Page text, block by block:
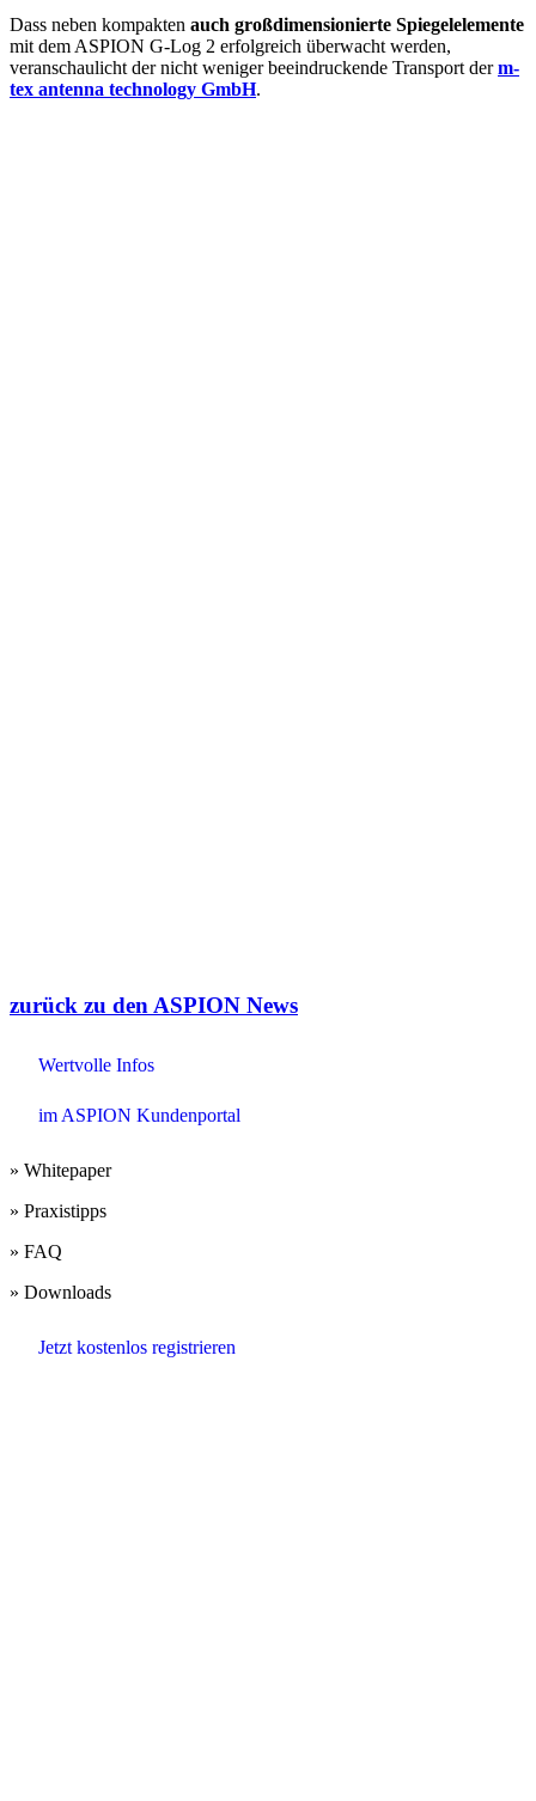
Dass neben kompakten auch großdimensionierte Spiegelelemente
mit dem ASPION G-Log 2 erfolgreich überwacht werden,
veranschaulicht der nicht weniger beeindruckende Transport derm-
tex antenna technology GmbH.
zurück zu den ASPION News
Wertvolle Infos
im ASPION Kundenportal
» Whitepaper
» Praxistipps
» FAQ
» Downloads
Jetzt kostenlos registrieren